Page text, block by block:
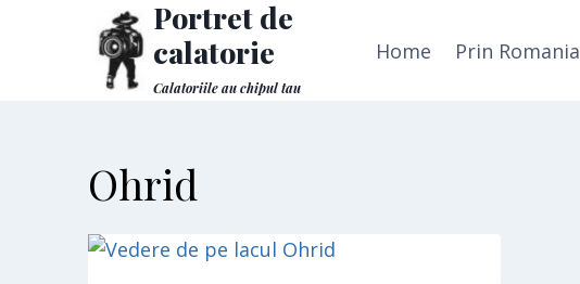
Portret de
calatorie
Calatoriile au chipul tau
Home Prin Romania
Ohrid